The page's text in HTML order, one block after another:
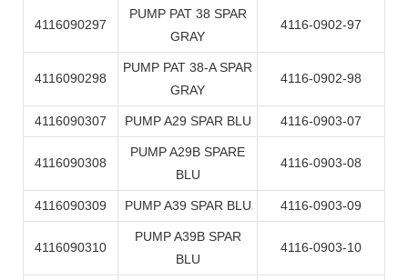
4116090297
PUMP PAT 38 SPAR
GRAY
4116-0902-97
4116090298
PUMP PAT 38-A SPAR
GRAY
4116-0902-98
4116090307 PUMP A29 SPAR BLU 4116-0903-07
4116090308
PUMP A29B SPARE
BLU
4116-0903-08
4116090309 PUMP A39 SPAR BLU 4116-0903-09
4116090310
PUMP A39B SPAR
BLU
4116-0903-10